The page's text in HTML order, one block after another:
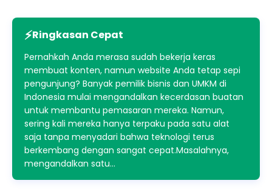
Ringkasan Cepat
Pernahkah Anda merasa sudah bekerja keras
membuat konten, namun website Anda tetap sepi
pengunjung? Banyak pemilik bisnis dan UMKM di
Indonesia mulai mengandalkan kecerdasan buatan
untuk membantu pemasaran mereka. Namun,
sering kali mereka hanya terpaku pada satu alat
saja tanpa menyadari bahwa teknologi terus
berkembang dengan sangat cepat.Masalahnya,
mengandalkan satu…